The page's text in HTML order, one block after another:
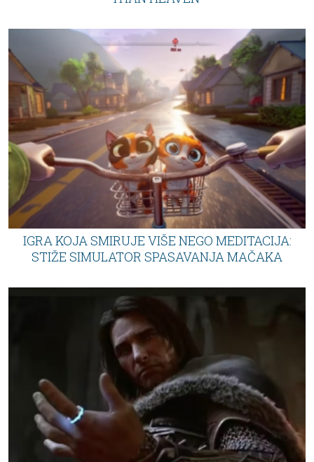
IGRA KOJA SMIRUJE VIŠE NEGO MEDITACIJA:
STIŽE SIMULATOR SPASAVANJA MAČAKA